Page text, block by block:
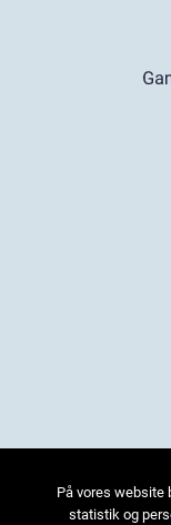
På vores website
statistik og